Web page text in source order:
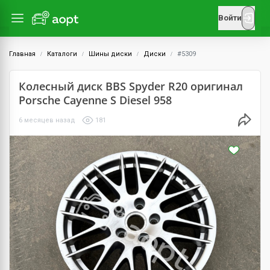
Войти
Главная Каталоги Шины диски Диски #5309
Колесный диск BBS Spyder R20 оригинал
Porsche Cayenne S Diesel 958
6 месяцев назад 181